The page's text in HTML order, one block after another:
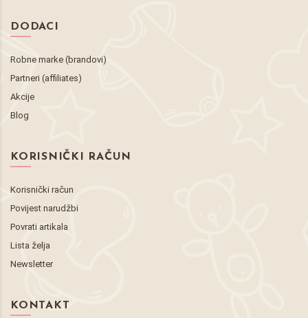
DODACI
Robne marke (brandovi)
Partneri (affiliates)
Akcije
Blog
KORISNIČKI RAČUN
Korisnički račun
Povijest narudžbi
Povrati artikala
Lista želja
Newsletter
KONTAKT